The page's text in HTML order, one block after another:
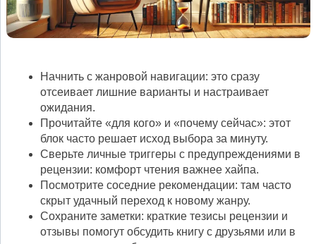
Начнить с жанровой навигации: это сразу
отсеивает лишние варианты и настраивает
ожидания.
Прочитайте «для кого» и «почему сейчас»: этот
блок часто решает исход выбора за минуту.
Сверьте личные триггеры с предупреждениями в
рецензии: комфорт чтения важнее хайпа.
Посмотрите соседние рекомендации: там часто
скрыт удачный переход к новому жанру.
Сохраните заметки: краткие тезисы рецензии и
отзывы помогут обсудить книгу с друзьями или в